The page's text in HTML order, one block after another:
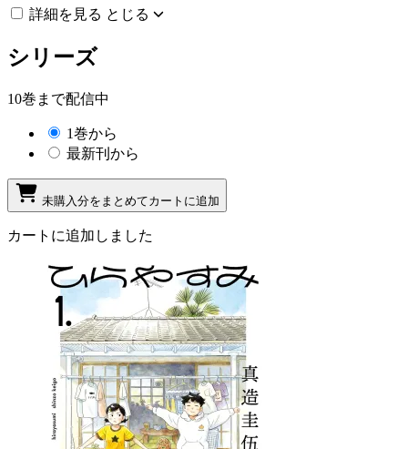
詳細を見る とじる
シリーズ
10巻まで配信中
1巻から
最新刊から
未購入分をまとめてカートに追加
カートに追加しました